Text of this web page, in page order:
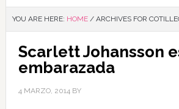
YOU ARE HERE: HOME /ARCHIVES FOR
Scarlett Johansson
embarazada
4 MARZO, 2014BY